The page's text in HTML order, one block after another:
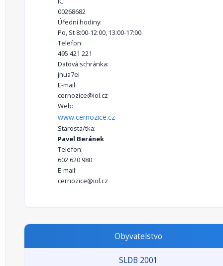
00268682
Úřední hodiny:
Po, St 8:00-12:00, 13:00-17:00
Telefon:
495 421 221
Datová schránka:
jnua7ei
E-mail:
cernozice@iol.cz
Web:
www.cernozice.cz
Starosta/tka:
Pavel Beránek
Telefon:
602 620 980
E-mail:
cernozice@iol.cz
Obyvatelstvo
SLDB 2001